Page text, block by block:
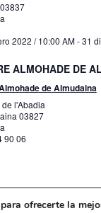
03837
2022 / 10:00 AM-31
ALMOHADE DE
de Almudaina
l'Abadia
03827
90 06
ofrecerte la